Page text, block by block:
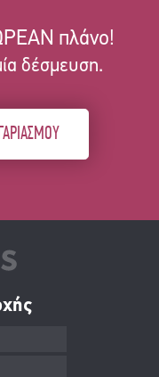
πλάνο!
δέσμευση.